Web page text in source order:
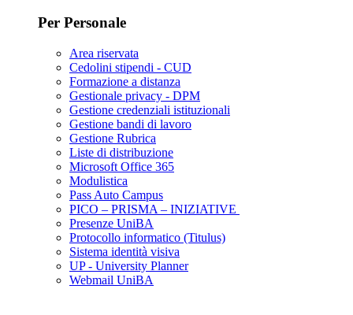
Per Personale
Area riservata
Cedolini stipendi - CUD
Formazione a distanza
Gestionale privacy - DPM
Gestione credenziali istituzionali
Gestione bandi di lavoro
Gestione Rubrica
Liste di distribuzione
Microsoft Office 365
Modulistica
Pass Auto Campus
PICO – PRISMA – INIZIATIVE
Presenze UniBA
Protocollo informatico (Titulus)
Sistema identità visiva
UP - University Planner
Webmail UniBA